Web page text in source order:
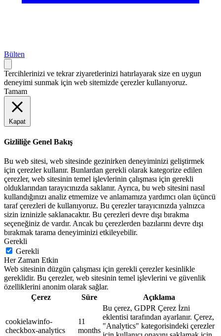
Bülten
Tercihlerinizi ve tekrar ziyaretlerinizi hatırlayarak size en uygun
deneyimi sunmak için web sitemizde çerezler kullanıyoruz.
Tamam
Kapat
Gizliliğe Genel Bakış
Bu web sitesi, web sitesinde gezinirken deneyiminizi geliştirmek
için çerezler kullanır. Bunlardan gerekli olarak kategorize edilen
çerezler, web sitesinin temel işlevlerinin çalışması için gerekli
olduklarından tarayıcınızda saklanır. Ayrıca, bu web sitesini nasıl
kullandığınızı analiz etmemize ve anlamamıza yardımcı olan üçüncü
taraf çerezleri de kullanıyoruz. Bu çerezler tarayıcınızda yalnızca
sizin izninizle saklanacaktır. Bu çerezleri devre dışı bırakma
seçeneğiniz de vardır. Ancak bu çerezlerden bazılarını devre dışı
bırakmak tarama deneyiminizi etkileyebilir.
Gerekli
Gerekli
Her Zaman Etkin
Web sitesinin düzgün çalışması için gerekli çerezler kesinlikle
gereklidir. Bu çerezler, web sitesinin temel işlevlerini ve güvenlik
özelliklerini anonim olarak sağlar.
Çerez
Süre Açıklama
cookielawinfo-
checkbox-analytics
11
months
Bu çerez, GDPR Çerez İzni
eklentisi tarafından ayarlanır. Çerez,
"Analytics" kategorisindeki çerezler